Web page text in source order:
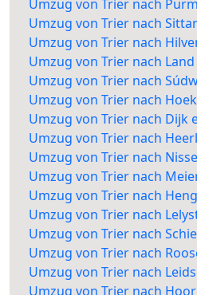
Umzug von Trier nach
Umzug von Trier nach
Umzug von Trier nach
Umzug von Trier nach
Umzug von Trier nach
Umzug von Trier nach
Umzug von Trier nach Dijk
Umzug von Trier nach
Umzug von Trier nach
Umzug von Trier nach
Umzug von Trier nach
Umzug von Trier nach
Umzug von Trier nach
Umzug von Trier nach
Umzug von Trier nach
Umzug von Trier nach